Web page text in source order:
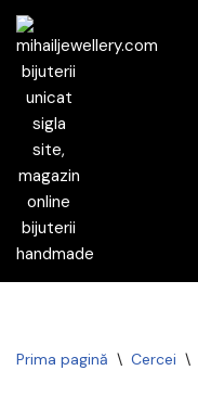
Prima pagină \ Cercei \